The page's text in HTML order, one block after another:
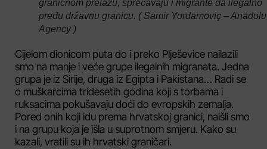
graničnom prelazu, sprečavaju i migrante da ilegalno
pređu državnu granicu. ( Samir Yordamoviç – Anadolu
Agency )
Cijelom dionicom puta do i preko Plješevice nailazili
smo na manje i veće grupe ilegalnih migranata. Jedna
grupa je iz Sirije, druga iz Egipta i Pakistana… Radi se
o muškarcima tridesetih godina koji s torbama i
ruksacima pokušavaju doći do evropskih zemalja.
Pored onih koji idu prema hrvatskoj granici, naišli smo
i na grupu koja je išla u suprotnom smjeru. Kako su
kazali, vratili su ih hrvatski graničari.